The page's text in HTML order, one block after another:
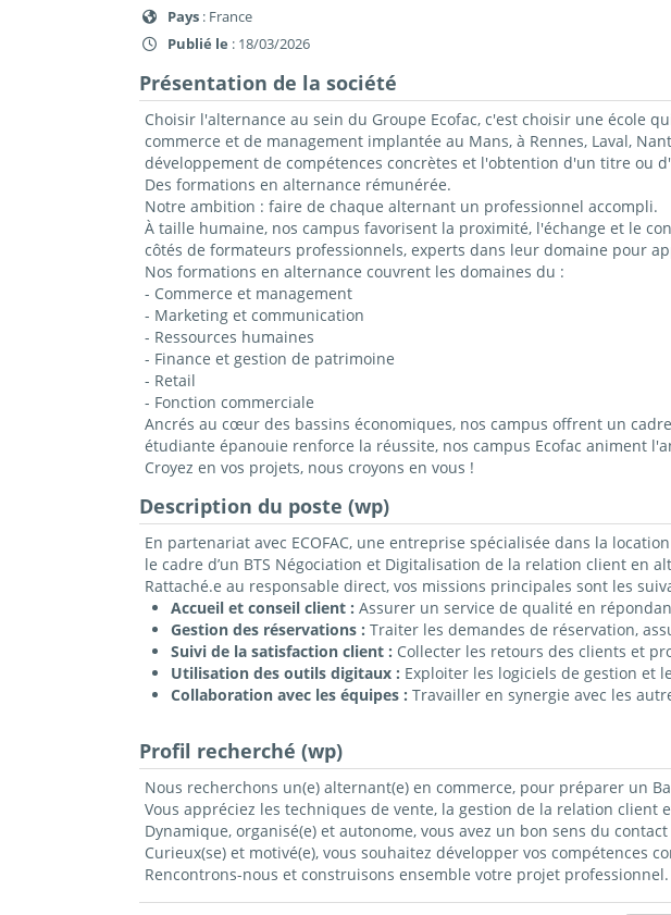
Pays : France
Publié le : 18/03/2026
Présentation de la société
Choisir l'alternance au sein du Groupe Ecofac, c'est choisir une école
commerce et de management implantée au Mans, à Rennes, Laval,
développement de compétences concrètes et l'obtention d'un titre ou
Des formations en alternance rémunérée.
Notre ambition : faire de chaque alternant un professionnel accompli.
À taille humaine, nos campus favorisent la proximité, l'échange et le
côtés de formateurs professionnels, experts dans leur domaine pour
Nos formations en alternance couvrent les domaines du :
- Commerce et management
- Marketing et communication
- Ressources humaines
- Finance et gestion de patrimoine
- Retail
- Fonction commerciale
Ancrés au cœur des bassins économiques, nos campus offrent un
étudiante épanouie renforce la réussite, nos campus Ecofac animent
Croyez en vos projets, nous croyons en vous !
Description du poste (wp)
En partenariat avec ECOFAC, une entreprise spécialisée dans la
le cadre d’un BTS Négociation et Digitalisation de la relation client en
Rattaché.e au responsable direct, vos missions principales sont les
Accueil et conseil client : Assurer un service de qualité en
Gestion des réservations : Traiter les demandes de réservation,
Suivi de la satisfaction client : Collecter les retours des clients et
Utilisation des outils digitaux : Exploiter les logiciels de gestion et
Collaboration avec les équipes : Travailler en synergie avec les
Profil recherché (wp)
Nous recherchons un(e) alternant(e) en commerce, pour préparer un
Vous appréciez les techniques de vente, la gestion de la relation client
Dynamique, organisé(e) et autonome, vous avez un bon sens du
Curieux(se) et motivé(e), vous souhaitez développer vos compétences
Rencontrons-nous et construisons ensemble votre projet professionnel.